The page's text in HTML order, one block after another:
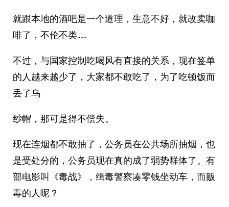
就跟本地的酒吧是一个道理，生意不好，就改卖咖
啡了，不伦不类……
不过，与国家控制吃喝风有直接的关系，现在签单
的人越来越少了，大家都不敢吃了，为了吃顿饭而
丢了乌
纱帽，那可是得不偿失。
现在连烟都不敢抽了，公务员在公共场所抽烟，也
是受处分的，公务员现在真的成了弱势群体了。有
部电影叫《毒战》，缉毒警察凑零钱坐动车，而贩
毒的人呢？